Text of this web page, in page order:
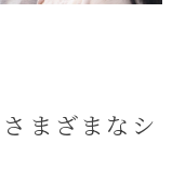
まざまなシ